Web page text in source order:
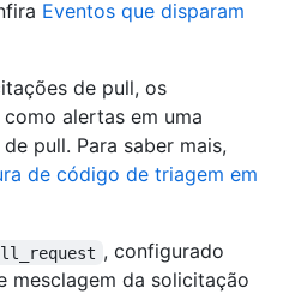
Eventos que disparam
de pull, os
alertas em uma
pull. Para saber mais,
de código de triagem em
, configurado
mesclagem da solicitação